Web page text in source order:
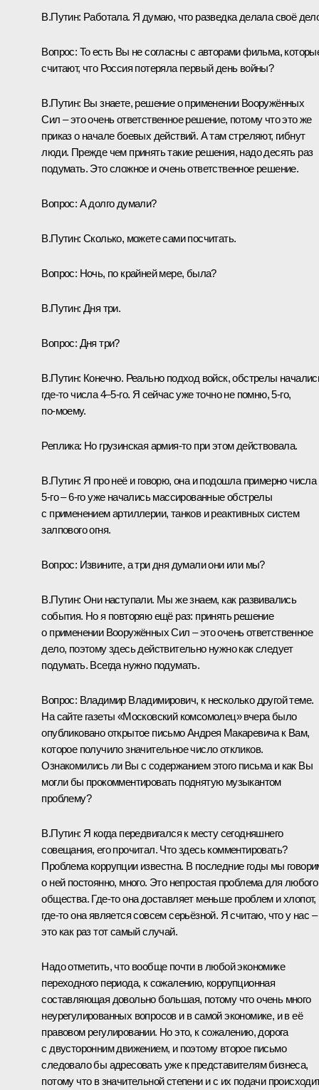
В.Путин: Работала. Я думаю, что разведка делала своё
Вопрос: То есть Вы не согласны с авторами фильма,
считают, что Россия потеряла первый день войны?
В.Путин: Вы знаете, решение о применении Вооружённых
Сил – это очень ответственное решение, потому что это же
приказ о начале боевых действий. А там стреляют, гибнут
люди. Прежде чем принять такие решения, надо десять раз
подумать. Это сложное и очень ответственное решение.
Вопрос: А долго думали?
В.Путин: Сколько, можете сами посчитать.
Вопрос: Ночь, по крайней мере, была?
В.Путин: Дня три.
Вопрос: Дня три?
В.Путин: Конечно. Реально подход войск, обстрелы
где‑то числа 4–5-го. Я сейчас уже точно не помню, 5-го,
по‑моему.
Реплика: Но грузинская армия‑то при этом действовала.
В.Путин: Я про неё и говорю, она и подошла примерно числа
5-го – 6-го уже начались массированные обстрелы
с применением артиллерии, танков и реактивных систем
залпового огня.
Вопрос: Извините, а три дня думали они или мы?
В.Путин: Они наступали. Мы же знаем, как развивались
события. Но я повторяю ещё раз: принять решение
о применении Вооружённых Сил – это очень ответственное
дело, поэтому здесь действительно нужно как следует
подумать. Всегда нужно подумать.
Вопрос: Владимир Владимирович, к несколько другой теме.
На сайте газеты «Московский комсомолец» вчера было
опубликовано открытое письмо Андрея Макаревича к Вам,
которое получило значительное число откликов.
Ознакомились ли Вы с содержанием этого письма и как Вы
могли бы прокомментировать поднятую музыкантом
проблему?
В.Путин: Я когда передвигался к месту сегодняшнего
совещания, его прочитал. Что здесь комментировать?
Проблема коррупции известна. В последние годы мы
о ней постоянно, много. Это непростая проблема для любого
общества. Где‑то она доставляет меньше проблем и хлопот,
где‑то она является совсем серьёзной. Я считаю, что у нас –
это как раз тот самый случай.
Надо отметить, что вообще почти в любой экономике
переходного периода, к сожалению, коррупционная
составляющая довольно большая, потому что очень много
неурегулированных вопросов и в самой экономике, и в её
правовом регулировании. Но это, к сожалению, дорога
с двусторонним движением, и поэтому второе письмо
следовало бы адресовать уже к представителям бизнеса,
потому что в значительной степени и с их подачи